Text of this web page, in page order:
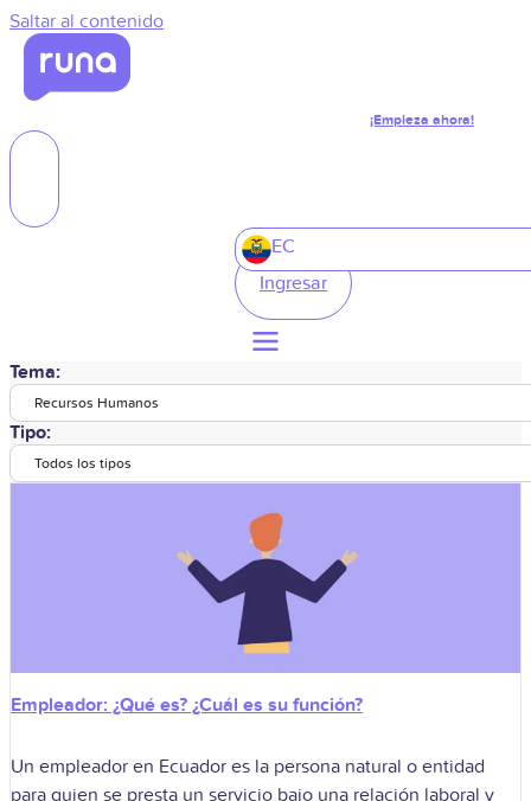
Saltar al contenido
¡Empieza ahora!
EC
Ingresar
Tema:
Recursos Humanos
Tipo:
Todos los tipos
Empleador: ¿Qué es? ¿Cuál es su función?
Un empleador en Ecuador es la persona natural o entidad
para quien se presta un servicio bajo una relación laboral y